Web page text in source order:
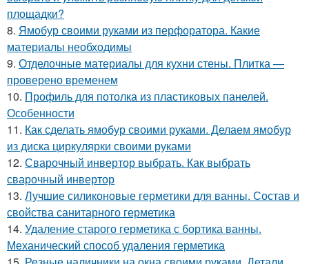
площадки?
8. Ямобур своими руками из перфоратора. Какие
материалы необходимы
9. Отделочные материалы для кухни стены. Плитка —
проверено временем
10. Профиль для потолка из пластиковых панелей.
Особенности
11. Как сделать ямобур своими руками. Делаем ямобур
из диска циркулярки своими руками
12. Сварочный инвертор выбрать. Как выбрать
сварочный инвертор
13. Лучшие силиконовые герметики для ванны. Состав и
свойства санитарного герметика
14. Удаление старого герметика с бортика ванны.
Механический способ удаления герметика